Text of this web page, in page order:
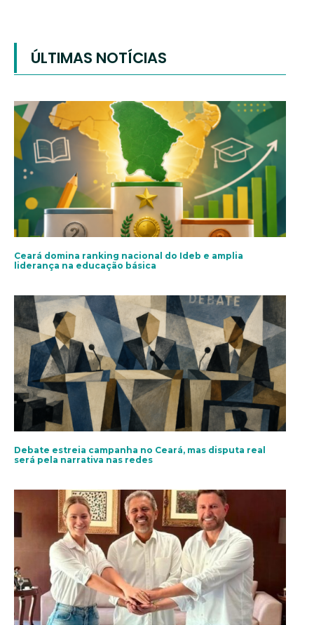
ÚLTIMAS NOTÍCIAS
Ceará domina ranking nacional do Ideb e amplia
liderança na educação básica
Debate estreia campanha no Ceará, mas disputa real
será pela narrativa nas redes